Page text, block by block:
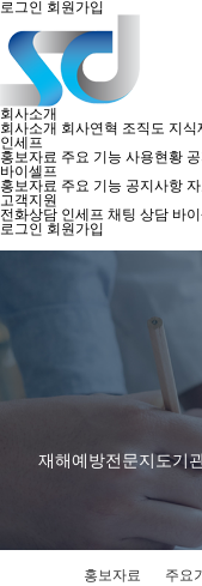
로그인 회원가입
회사소개
회사소개 회사연혁 조직도 지식
인세프
홍보자료 주요 기능 사용현황
바이셀프
홍보자료 주요 기능 공지사항
고객지원
전화상담 인세프 채팅 상담 바
로그인 회원가입
재해예방전문지도기
홍보자료 주요